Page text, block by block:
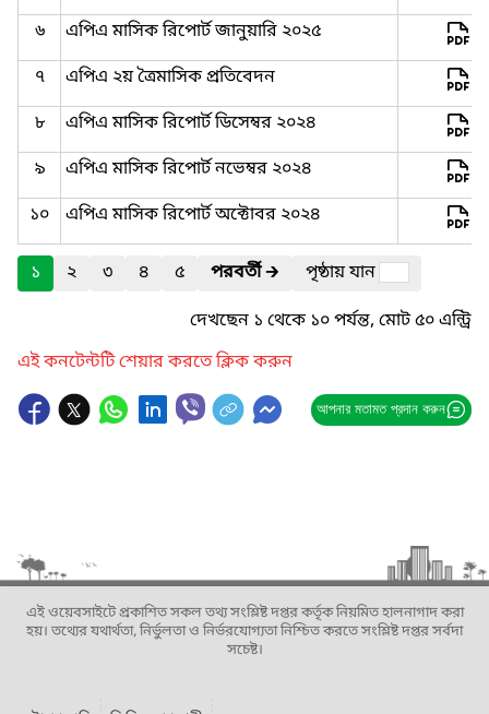
৬
এপিএ মাসিক রিপোর্ট জানুয়ারি ২০২৫
৭
এপিএ ২য় ত্রৈমাসিক প্রতিবেদন
৮
এপিএ মাসিক রিপোর্ট ডিসেম্বর ২০২৪
৯
এপিএ মাসিক রিপোর্ট নভেম্বর ২০২৪
১০
এপিএ মাসিক রিপোর্ট অক্টোবর ২০২৪
১ ২ ৩ ৪ ৫ পরবর্তী🡲
পৃষ্ঠায় যান
দেখছেন ১ থেকে ১০ পর্যন্ত, মোট ৫০ এন্ট্রি
এই কনটেন্টটি শেয়ার করতে ক্লিক করুন
আপনার মতামত প্রদান করুন
এই ওয়েবসাইটে প্রকাশিত সকল তথ্য সংশ্লিষ্ট দপ্তর কর্তৃক নিয়মিত হালনাগাদ করা
হয়। তথ্যের যথার্থতা, নির্ভুলতা ও নির্ভরযোগ্যতা নিশ্চিত করতে সংশ্লিষ্ট দপ্তর সর্বদা
সচেষ্ট।